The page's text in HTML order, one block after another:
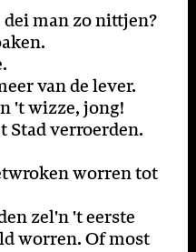
dei man zo nittjen?
van de lever.
't wizze, jong!
Stad verroerden.
worren tot
zel'n 't eerste
worren. Of most